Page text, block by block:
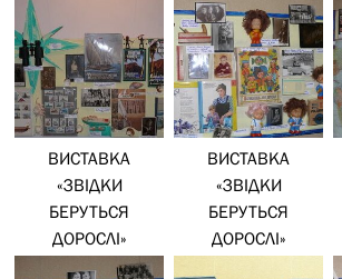
ВИСТАВКА
«ЗВІДКИ
БЕРУТЬСЯ
ДОРОСЛІ»
ВИСТАВКА
«ЗВІДКИ
БЕРУТЬСЯ
ДОРОСЛІ»